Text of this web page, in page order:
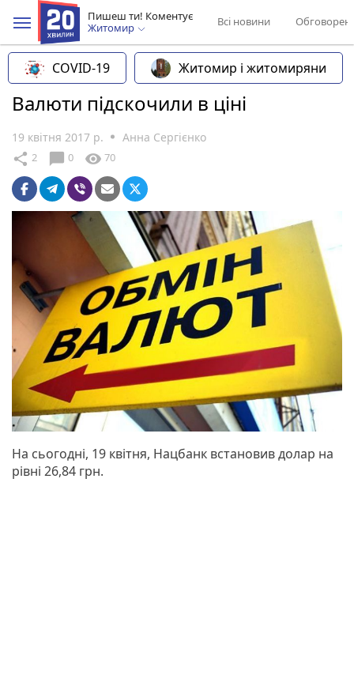
Пишеш ти! Коментує
Житомир
Всі новини
COVID-19 Житомир і житомиряни
Валюти підскочили в ціні
19 квітня 2017 р. Анна Сергієнко
share 2 chat_bubble 0 visibility 70
На сьогодні, 19 квітня, Нацбанк встановив долар на
рівні 26,84 грн.